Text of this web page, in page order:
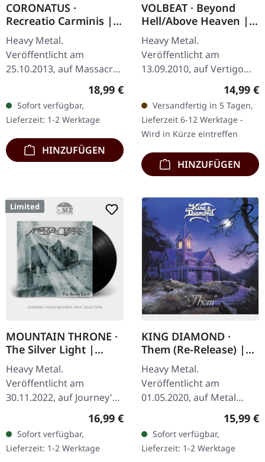
CORONATUS ·
Recreatio Carminis |
CD
Heavy Metal.
Veröffentlicht am
25.10.2013, auf Massacre
Records. CD im Jewelcase.
Es gibt diese seltenen
Momente im Symphonic
Metal, in denen eine…
Regulärer Preis:
18,99 €
Sofort verfügbar,
Lieferzeit: 1-2 Werktage
HINZUFÜGEN
VOLBEAT · Beyond
Hell/Above Heaven |
CD
Heavy Metal.
Veröffentlicht am
13.09.2010, auf Vertigo
Records. CD im Jewelcase.
Studioalbum "Beyond
Hell/Above Heaven"
markiert…
14,99 €
Versandfertig in 5 Tagen,
Lieferzeit 6-12 Werktage -
Wird in Kürze eintreffen
HINZUFÜGEN
Limited
MOUNTAIN THRONE ·
The Silver Light |
BLACK LP
Heavy Metal.
Veröffentlicht am
30.11.2022, auf Journey's
End Records. Schwarzes
Vinyl mit Insert, limitiert
auf 200 Exemplare.
Kommt mit Mountain…
Regulärer Preis:
16,99 €
Sofort verfügbar,
Lieferzeit: 1-2 Werktage
KING DIAMOND ·
Them (Re-Release) |
DIGIPAK CD
Heavy Metal.
Veröffentlicht am
01.05.2020, auf Metal
Blade Records. CD im
DigiPak. Veröffentlicht im
Jahr 1988 ist "Them" ein
Konzeptalbum von King…
15,99 €
Sofort verfügbar,
Lieferzeit: 1-2 Werktage